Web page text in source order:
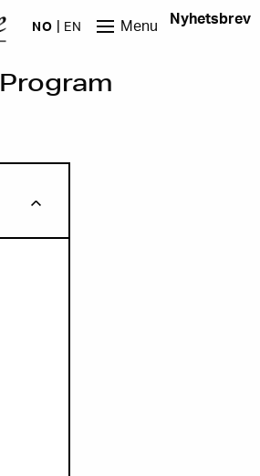
NO EN Menu Nyhetsbrev
Program